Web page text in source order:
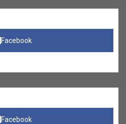
Facebook
Facebook